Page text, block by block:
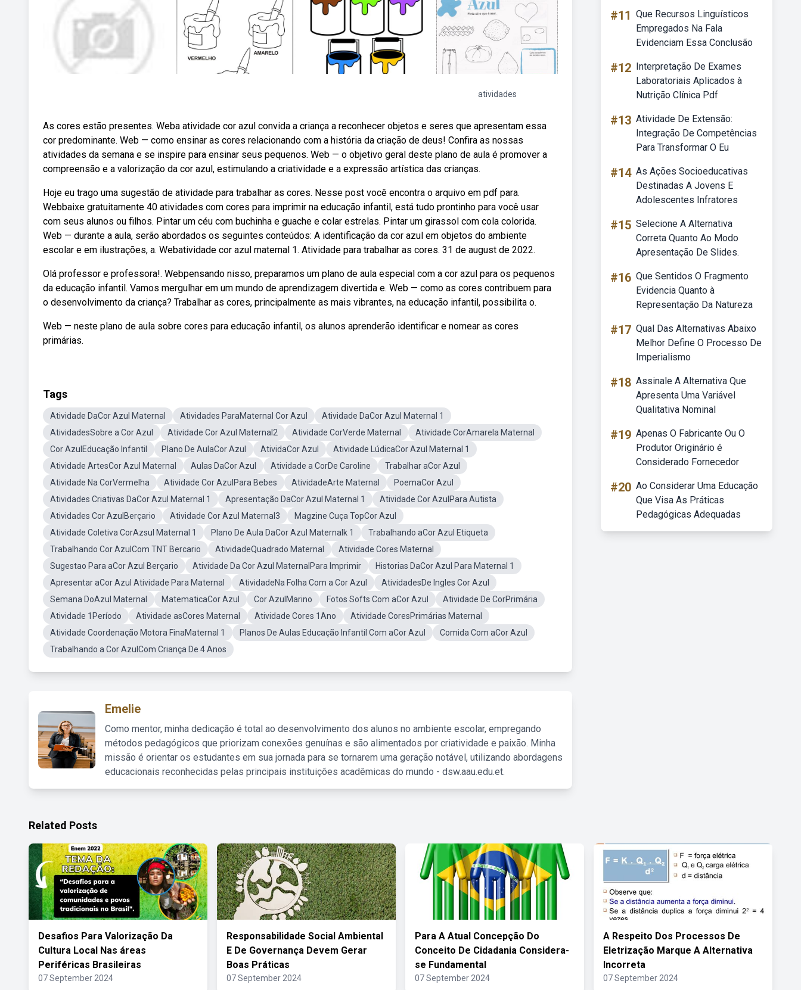
atividades
As cores estão presentes. Weba atividade cor azul convida a criança a reconhecer objetos e seres que apresentam essa
cor predominante. Web — como ensinar as cores relacionando com a história da criação de deus! Confira as nossas
atividades da semana e se inspire para ensinar seus pequenos. Web — o objetivo geral deste plano de aula é promover a
compreensão e a valorização da cor azul, estimulando a criatividade e a expressão artística das crianças.
Hoje eu trago uma sugestão de atividade para trabalhar as cores. Nesse post você encontra o arquivo em pdf para.
Webbaixe gratuitamente 40 atividades com cores para imprimir na educação infantil, está tudo prontinho para você usar
com seus alunos ou filhos. Pintar um céu com buchinha e guache e colar estrelas. Pintar um girassol com cola colorida.
Web — durante a aula, serão abordados os seguintes conteúdos: A identificação da cor azul em objetos do ambiente
escolar e em ilustrações, a. Webatividade cor azul maternal 1. Atividade para trabalhar as cores. 31 de august de 2022.
Olá professor e professora!. Webpensando nisso, preparamos um plano de aula especial com a cor azul para os pequenos
da educação infantil. Vamos mergulhar em um mundo de aprendizagem divertida e. Web — como as cores contribuem para
o desenvolvimento da criança? Trabalhar as cores, principalmente as mais vibrantes, na educação infantil, possibilita o.
Web — neste plano de aula sobre cores para educação infantil, os alunos aprenderão identificar e nomear as cores
primárias.
Tags
Atividade DaCor Azul Maternal Atividades ParaMaternal Cor Azul
Atividade DaCor Azul Maternal 1
AtividadesSobre a Cor Azul
Atividade Cor Azul Maternal2 Atividade CorVerde Maternal
Atividade CorAmarela Maternal
Cor AzulEducação Infantil
Plano De AulaCor Azul AtividaCor Azul
Atividade LúdicaCor Azul Maternal 1
Atividade ArtesCor Azul Maternal
Aulas DaCor Azul Atividade a CorDe Caroline
Trabalhar aCor Azul
Atividade Na CorVermelha
Atividade Cor AzulPara Bebes AtividadeArte Maternal
PoemaCor Azul
Atividades Criativas DaCor Azul Maternal 1
Apresentação DaCor Azul Maternal 1
Atividade Cor AzulPara Autista
Atividades Cor AzulBerçario
Atividade Cor Azul Maternal3
Magzine Cuça TopCor Azul
Atividade Coletiva CorAzsul Maternal 1
Plano De Aula DaCor Azul Maternalk 1
Trabalhando aCor Azul Etiqueta
Trabalhando Cor AzulCom TNT Bercario
AtividadeQuadrado Maternal
Atividade Cores Maternal
Sugestao Para aCor Azul Berçario
Atividade Da Cor Azul MaternalPara Imprimir
Historias DaCor Azul Para Maternal 1
Apresentar aCor Azul Atividade Para Maternal
AtividadeNa Folha Com a Cor Azul
AtividadesDe Ingles Cor Azul
Semana DoAzul Maternal
MatematicaCor Azul Cor AzulMarino Fotos Softs Com aCor Azul
Atividade De CorPrimária
Atividade 1Período
Atividade asCores Maternal Atividade Cores 1Ano
Atividade CoresPrimárias Maternal
Atividade Coordenação Motora FinaMaternal 1
Planos De Aulas Educação Infantil Com aCor Azul
Comida Com aCor Azul
Trabalhando a Cor AzulCom Criança De 4 Anos
Emelie
Como mentor, minha dedicação é total ao desenvolvimento dos alunos no ambiente escolar, empregando
métodos pedagógicos que priorizam conexões genuínas e são alimentados por criatividade e paixão. Minha
missão é orientar os estudantes em sua jornada para se tornarem uma geração notável, utilizando abordagens
educacionais reconhecidas pelas principais instituições acadêmicas do mundo - dsw.aau.edu.et.
#11 Que Recursos Linguísticos
Empregados Na Fala
Evidenciam Essa Conclusão
#12 Interpretação De Exames
Laboratoriais Aplicados à
Nutrição Clínica Pdf
#13 Atividade De Extensão:
Integração De Competências
Para Transformar O Eu
#14 As Ações Socioeducativas
Destinadas A Jovens E
Adolescentes Infratores
#15 Selecione A Alternativa
Correta Quanto Ao Modo
Apresentação De Slides.
#16 Que Sentidos O Fragmento
Evidencia Quanto à
Representação Da Natureza
#17 Qual Das Alternativas Abaixo
Melhor Define O Processo De
Imperialismo
#18 Assinale A Alternativa Que
Apresenta Uma Variável
Qualitativa Nominal
#19 Apenas O Fabricante Ou O
Produtor Originário é
Considerado Fornecedor
#20 Ao Considerar Uma Educação
Que Visa As Práticas
Pedagógicas Adequadas
Related Posts
Desafios Para Valorização Da
Cultura Local Nas áreas
Periféricas Brasileiras
07 September 2024
Responsabilidade Social Ambiental
E De Governança Devem Gerar
Boas Práticas
07 September 2024
Para A Atual Concepção Do
Conceito De Cidadania Considera-
se Fundamental
07 September 2024
A Respeito Dos Processos De
Eletrização Marque A Alternativa
Incorreta
07 September 2024